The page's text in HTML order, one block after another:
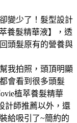
變少了！髮型設計
養髮精華液】，透
頭髮原有的營養與
我拍照，頭頂明顯
會看到很多頭髮
植萃養髮精華
計師推薦以外，還
給吸引了~簡約的